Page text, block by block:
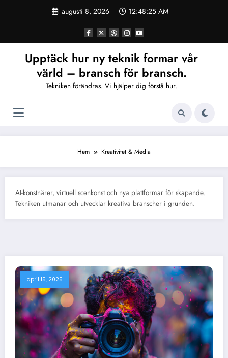
augusti 8, 2026 12:48:25 AM
Upptäck hur ny teknik formar vår
värld – bransch för bransch.
Tekniken förändras. Vi hjälper dig förstå hur.
Hem Kreativitet & Media
AI-konstnärer, virtuell scenkonst och nya plattformar för skapande.
Tekniken utmanar och utvecklar kreativa branscher i grunden.
april 15, 2025